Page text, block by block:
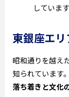
しています
東銀座エリ
昭和通りを越え
知られています
落ち着きと文化